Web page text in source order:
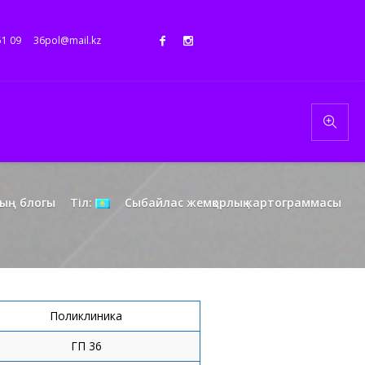
09 36pol@mail.kz
блогы Тіл: Сыбайлас жемқорлық картограммасы
Поликлиника
ГП 36